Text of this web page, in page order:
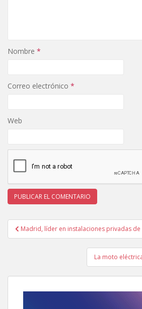
Nombre *
Correo electrónico *
Web
Navegación
de
Madrid, líder en instalaciones privadas de
La moto